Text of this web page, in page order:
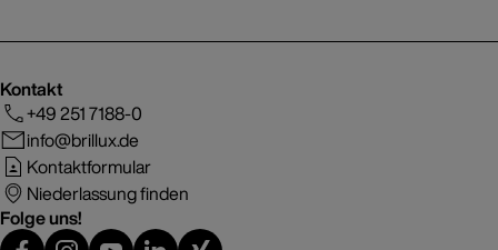
Kontakt
+49 251 7188-0
info@brillux.de
Kontaktformular
Niederlassung finden
Folge uns!